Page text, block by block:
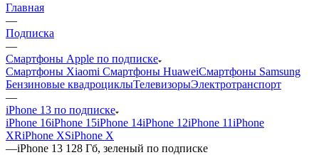
Главная
—
Подписка
—
Смартфоны Apple по подписке
Смартфоны Xiaomi Смартфоны HuaweiСмартфоны Samsung
Бензиновые квадроциклыТелевизорыЭлектротранспорт
—
iPhone 13 по подписке
iPhone 16iPhone 15iPhone 14iPhone 12iPhone 11iPhone
XRiPhone XSiPhone X
—iPhone 13 128 Гб, зеленый по подписке